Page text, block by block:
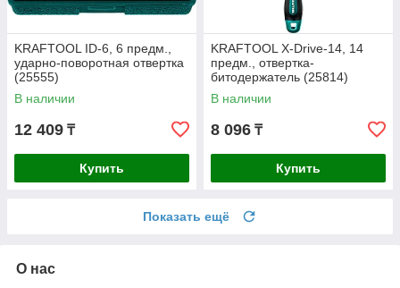
KRAFTOOL ID-6, 6 предм.,
ударно-поворотная отвертка
(25555)
В наличии
12 409 ₸
Купить
KRAFTOOL X-Drive-14, 14
предм., отвертка-
битодержатель (25814)
В наличии
8 096 ₸
Купить
Показать ещё
О нас